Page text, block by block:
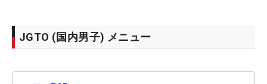
JGTO (国内男子) メニュー